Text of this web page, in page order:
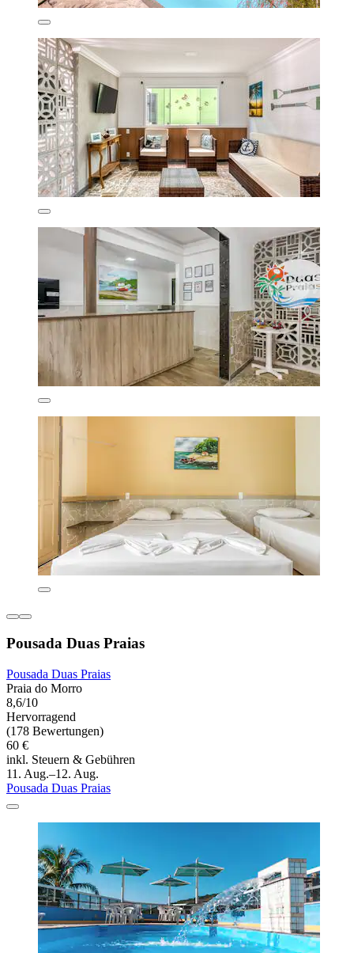
Pousada Duas Praias
Pousada Duas Praias
Praia do Morro
8,6/10
Hervorragend
(178 Bewertungen)
60 €
inkl. Steuern & Gebühren
11. Aug.–12. Aug.
Pousada Duas Praias